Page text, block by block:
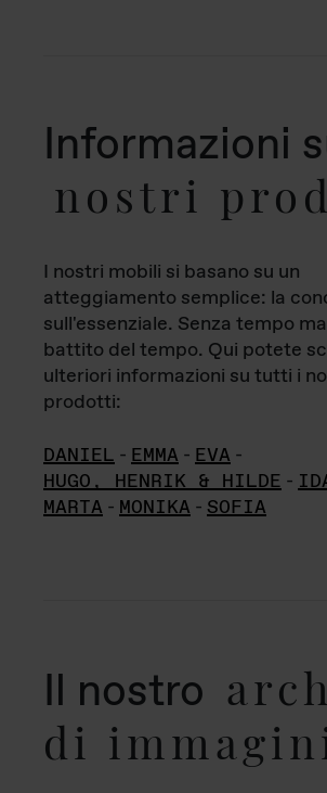
Informazioni
nostri
I nostri mobili si basano su un
atteggiamento semplice: la
sull'essenziale. Senza tempo
battito del tempo. Qui potete
ulteriori informazioni su tutti i
prodotti:
DANIEL - EMMA - EVA -
HUGO, HENRIK & HILDE -
MARTA - MONIKA - SOFIA
Il nostro
di